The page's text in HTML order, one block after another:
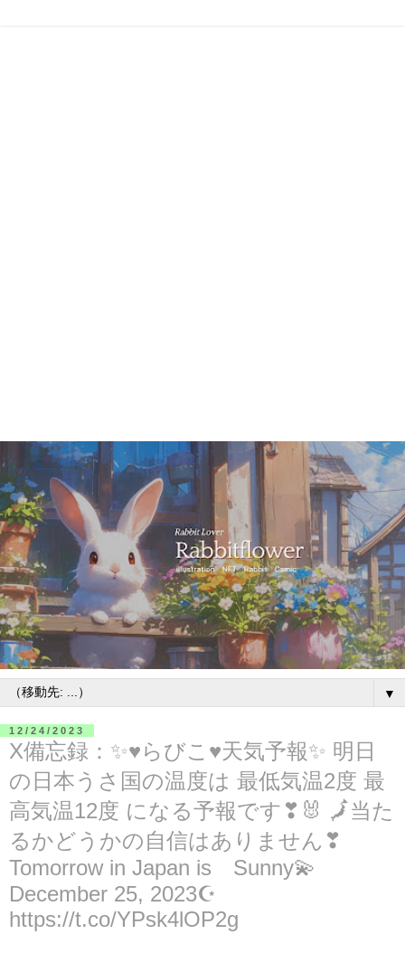
▼
12/24/2023
X備忘録：✨♥らびこ♥天気予報✨ 明日
の日本うさ国の温度は 最低気温2度 最
高気温12度 になる予報です❣🐰 🗾当た
るかどうかの自信はありません❣
Tomorrow in Japan is Sunny💫
December 25, 2023☪
https://t.co/YPsk4lOP2g